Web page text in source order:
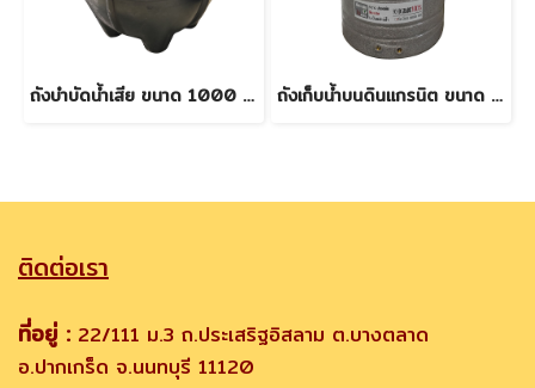
ถังบำบัดน้ำเสีย ขนาด 1000 ลิตร ถังเก็บน้ำบนดินแกรนิต ขนาด 1000 ลิตร
ติดต่อเรา
ที่อยู่ : 22/111 ม.3 ถ.ประเสริฐอิสลาม ต.บางตลาด
อ.ปากเกร็ด จ.นนทบุรี 11120